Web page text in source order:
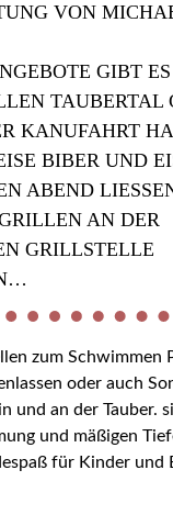
VON
GIBT
TAUBERTAL
KANUFAHRT
BIBER UND
ABEND LIESSEN
AN DER H
GRILLSTELLE A
zum Schwimmen
oder auch
und an der Tauber.
und mäßigen
für Kinder und